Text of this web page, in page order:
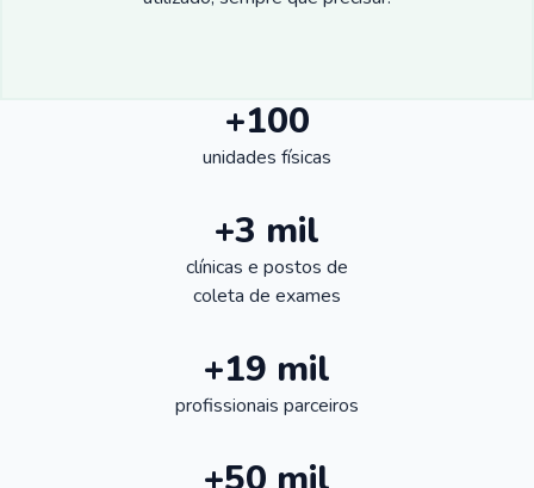
+100
unidades físicas
+3 mil
clínicas e postos de
coleta de exames
+19 mil
profissionais parceiros